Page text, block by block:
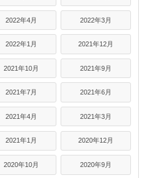
2022年4月 2022年3月
2022年1月 2021年12月
2021年10月 2021年9月
2021年7月 2021年6月
2021年4月 2021年3月
2021年1月 2020年12月
2020年10月 2020年9月